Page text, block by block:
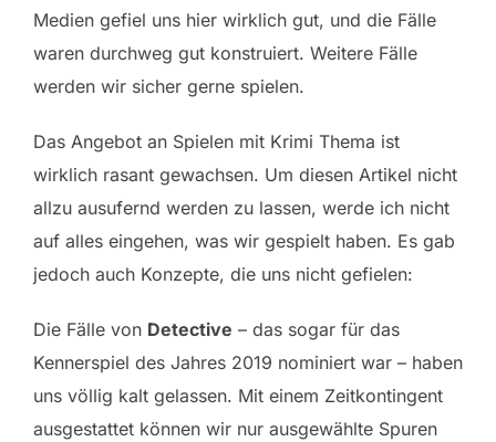
Medien gefiel uns hier wirklich gut, und die Fälle
waren durchweg gut konstruiert. Weitere Fälle
werden wir sicher gerne spielen.
Das Angebot an Spielen mit Krimi Thema ist
wirklich rasant gewachsen. Um diesen Artikel nicht
allzu ausufernd werden zu lassen, werde ich nicht
auf alles eingehen, was wir gespielt haben. Es gab
jedoch auch Konzepte, die uns nicht gefielen:
Die Fälle von Detective – das sogar für das
Kennerspiel des Jahres 2019 nominiert war – haben
uns völlig kalt gelassen. Mit einem Zeitkontingent
ausgestattet können wir nur ausgewählte Spuren